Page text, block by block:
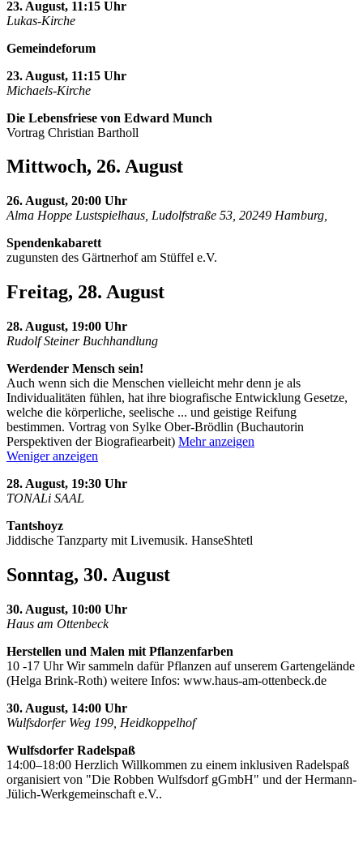
23. August, 11:15 Uhr
Lukas-Kirche
Gemeindeforum
23. August, 11:15 Uhr
Michaels-Kirche
Die Lebensfriese von Edward Munch
Vortrag Christian Bartholl
Mittwoch, 26. August
26. August, 20:00 Uhr
Alma Hoppe Lustspielhaus, Ludolfstraße 53, 20249 Hamburg,
Spendenkabarett
zugunsten des Gärtnerhof am Stüffel e.V.
Freitag, 28. August
28. August, 19:00 Uhr
Rudolf Steiner Buchhandlung
Werdender Mensch sein!
Auch wenn sich die Menschen vielleicht mehr denn je als
Individualitäten fühlen, hat ihre biografische Entwicklung Gesetze,
welche die körperliche, seelische ... und geistige Reifung
bestimmen. Vortrag von Sylke Ober-Brödlin (Buchautorin
Perspektiven der Biografiearbeit) Mehr anzeigen
Weniger anzeigen
28. August, 19:30 Uhr
TONALi SAAL
Tantshoyz
Jiddische Tanzparty mit Livemusik. HanseShtetl
Sonntag, 30. August
30. August, 10:00 Uhr
Haus am Ottenbeck
Herstellen und Malen mit Pflanzenfarben
10 -17 Uhr Wir sammeln dafür Pflanzen auf unserem Gartengelände
(Helga Brink-Roth) weitere Infos: www.haus-am-ottenbeck.de
30. August, 14:00 Uhr
Wulfsdorfer Weg 199, Heidkoppelhof
Wulfsdorfer Radelspaß
14:00–18:00 Herzlich Willkommen zu einem inklusiven Radelspaß
organisiert von "Die Robben Wulfsdorf gGmbH" und der Hermann-
Jülich-Werkgemeinschaft e.V..